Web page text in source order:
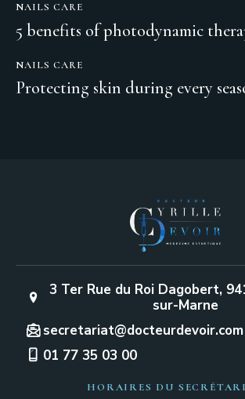
NAILS CARE
5 benefits of photodynamic
NAILS CARE
Protecting skin during every
3 Ter Rue du Roi Dagobert,
sur-Marne
secretariat@docteurdevoir.com
01 77 35 03 00
HORAIRES DU